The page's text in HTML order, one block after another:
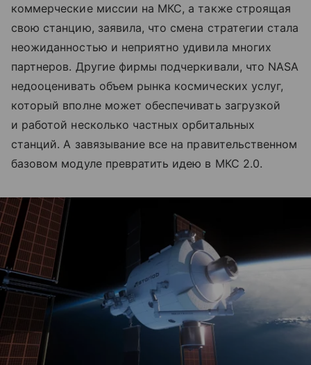
коммерческие миссии на МКС, а также строящая
свою станцию, заявила, что смена стратегии стала
неожиданностью и неприятно удивила многих
партнеров. Другие фирмы подчеркивали, что NASA
недооценивать объем рынка космических услуг,
который вполне может обеспечивать загрузкой
и работой несколько частных орбитальных
станций. А завязывание все на правительственном
базовом модуле превратить идею в МКС 2.0.